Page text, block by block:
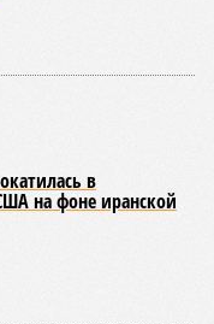
чуть ли не
потепления,
уже среди
Небывалая жара,
в Италии и во
впрочем, не менее
Речь идёт о
газа
образуя невидимое